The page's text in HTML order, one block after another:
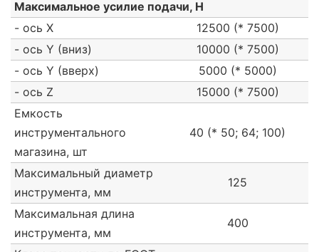
Максимальное усилие подачи, Н
- ось Х
12500 (* 7500)
- ось Y (вниз)
10000 (* 7500)
- ось Y (вверх)
5000 (* 5000)
- ось Z
15000 (* 7500)
Емкость
инструментального
магазина, шт
40 (* 50; 64; 100)
Максимальный диаметр
инструмента, мм
125
Максимальная длина
инструмента, мм
400